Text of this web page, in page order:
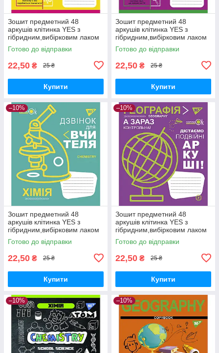
Зошит предметний 48
аркушів клітинка YES з
гібридним,вибірковим лаком
ХІМІЯ (Cool school subjects)
Готово до відправки
22,50 ₴ 25 ₴
Купити
Зошит предметний 48
аркушів клітинка YES з
гібридним,вибірковим лаком
БІОЛОГІЯ (Cool school
subjects)
Готово до відправки
22,50 ₴ 25 ₴
Купити
–10%
Зошит предметний 48
аркушів клітинка YES з
гібридним,вибірковим лаком
ХІМІЯ (Fun school subjects)
Готово до відправки
22,50 ₴ 25 ₴
Купити
–10%
Зошит предметний 48
аркушів клітинка YES з
гібридним,вибірковим лаком
ГЕОГРАФІЯ (Fun school
subjects)
Готово до відправки
22,50 ₴ 25 ₴
Купити
–10% –10%